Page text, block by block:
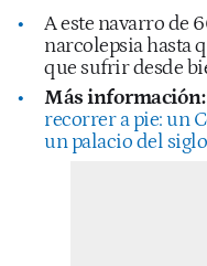
A este navarro de
narcolepsia hasta
que sufrir desde
Más información:
recorrer a pie: un
un palacio del